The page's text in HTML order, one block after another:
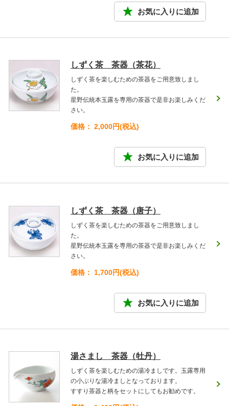
しずく茶 茶器（茶花）
しずく茶を楽しむための茶器をご用意致しまし
た。
星野伝統本玉露を専用の茶器で是非お楽しみくだ
さい。
価格： 2,000円(税込)
しずく茶 茶器（唐子）
しずく茶を楽しむための茶器をご用意致しまし
た。
星野伝統本玉露を専用の茶器で是非お楽しみくだ
さい。
価格： 1,700円(税込)
湯さまし 茶器（牡丹）
しずく茶を楽しむための湯冷ましです。玉露専用
の小ぶりな湯冷ましとなっております。
すすり茶器と柄をセットにしてもお勧めです。